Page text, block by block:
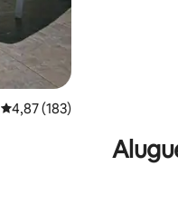
4,87 de uma avaliação média
4,87 (183)